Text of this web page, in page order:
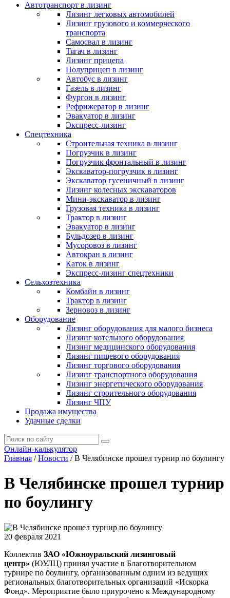
Автотранспорт в лизинг
Лизинг легковых автомобилей
Лизинг грузового и коммерческого
транспорта
Самосвал в лизинг
Тягач в лизинг
Лизинг прицепа
Полуприцеп в лизинг
Автобус в лизинг
Газель в лизинг
Фургон в лизинг
Рефрижератор в лизинг
Эвакуатор в лизинг
Экспресс-лизинг
Спецтехника
Строительная техника в лизинг
Погрузчик в лизинг
Погрузчик фронтальный в лизинг
Экскаватор-погрузчик в лизинг
Экскаватор гусеничный в лизинг
Лизинг колесных экскаваторов
Мини-экскаватор в лизинг
Грузовая техника в лизинг
Трактор в лизинг
Эвакуатор в лизинг
Бульдозер в лизинг
Мусоровоз в лизинг
Автокран в лизинг
Каток в лизинг
Экспресс-лизинг спецтехники
Сельхозтехника
Комбайн в лизинг
Трактор в лизинг
Зерновоз в лизинг
Оборудование
Лизинг оборудования для малого бизнеса
Лизинг котельного оборудования
Лизинг медицинского оборудования
Лизинг пищевого оборудования
Лизинг торгового оборудования
Лизинг транспортного оборудования
Лизинг энергетического оборудования
Лизинг строительного оборудования
Лизинг ЧПУ
Продажа имущества
Удачные сделки
Онлайн-калькулятор
Главная / Новости / В Челябинске прошел турнир по боулингу
В Челябинске прошел турнир
по боулингу
20 февраля 2021
Коллектив ЗАО «Южноуральский лизинговый
центр» (ЮУЛЦ) принял участие в Благотворительном
турнире по боулингу, организованным одним из ведущих
региональных благотворительных организаций «Искорка
Фонд». Мероприятие было приурочено к Международному